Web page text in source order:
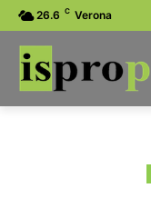
26.6 C Verona